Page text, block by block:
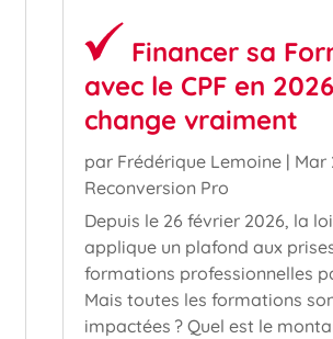
Financer sa
avec le CPF en
change vraiment
par Frédérique Lemoine| Mar
Reconversion Pro
Depuis le 26 février 2026, la
applique un plafond aux
formations professionnelles
Mais toutes les formations
impactées ? Quel est le